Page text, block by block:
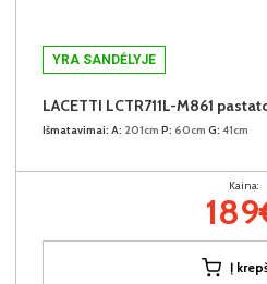
YRA SANDĖLYJE
LACETTI LCTR711L-M861
Išmatavimai: A: 201cm P: 60cm G: 41cm
Kaina:
Į